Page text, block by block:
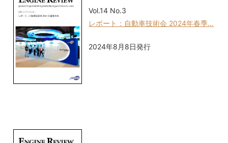
Vol.14 No.3
レポート：自動車技術会 2024年春季…
2024年8月8日発行